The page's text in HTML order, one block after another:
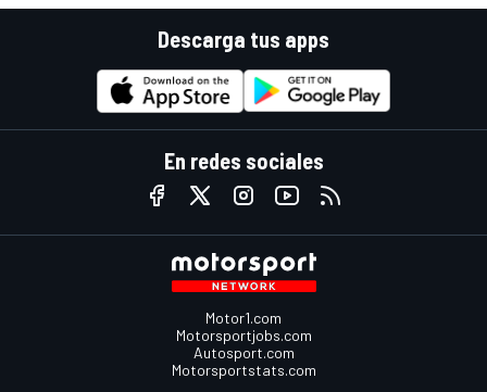
Descarga tus apps
En redes sociales
Motor1.com
Motorsportjobs.com
Autosport.com
Motorsportstats.com